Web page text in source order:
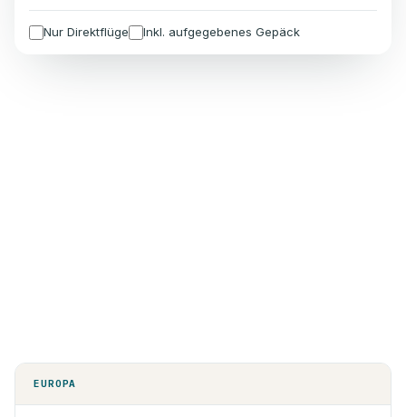
Nur Direktflüge Inkl. aufgegebenes Gepäck
EUROPA